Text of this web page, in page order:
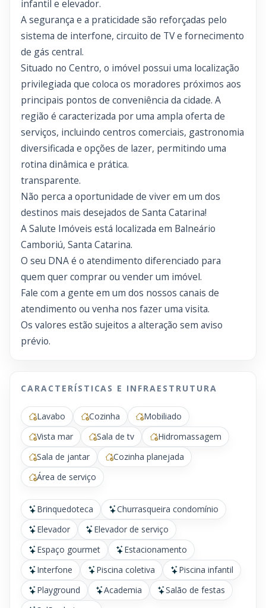
infantil e elevador.
A segurança e a praticidade são reforçadas pelo
sistema de interfone, circuito de TV e fornecimento
de gás central.
Situado no Centro, o imóvel possui uma localização
privilegiada que coloca os moradores próximos aos
principais pontos de conveniência da cidade. A
região é caracterizada por uma ampla oferta de
serviços, incluindo centros comerciais, gastronomia
diversificada e opções de lazer, permitindo uma
rotina dinâmica e prática.
transparente.
Não perca a oportunidade de viver em um dos
destinos mais desejados de Santa Catarina!
A Salute Imóveis está localizada em Balneário
Camboriú, Santa Catarina.
O seu DNA é o atendimento diferenciado para
quem quer comprar ou vender um imóvel.
Fale com a gente em um dos nossos canais de
atendimento ou venha nos fazer uma visita.
Os valores estão sujeitos a alteração sem aviso
prévio.
CARACTERÍSTICAS E INFRAESTRUTURA
Lavabo Cozinha
Mobiliado
Vista mar
Sala de tv
Hidromassagem
Sala de jantar
Cozinha planejada
Área de serviço
Brinquedoteca
Churrasqueira condomínio
Elevador
Elevador de serviço
Espaço gourmet
Estacionamento
Interfone
Piscina coletiva
Piscina infantil
Playground
Academia
Salão de festas